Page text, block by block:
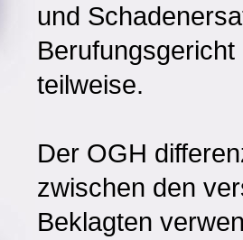
und
teilweise.
Der OGH
zwischen den
Beklagten